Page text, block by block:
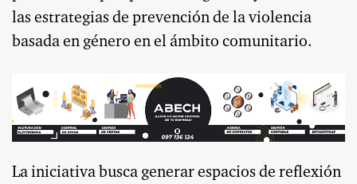
las estrategias de prevención de la violencia
basada en género en el ámbito comunitario.
La iniciativa busca generar espacios de reflexión